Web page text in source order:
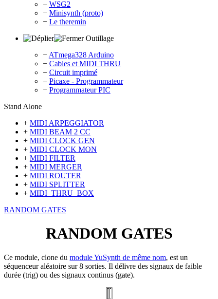
+ WSG2
+ Minisynth (proto)
+ Le theremin
Outillage
+ ATmega328 Arduino
+ Cables et MIDI THRU
+ Circuit imprimé
+ Picaxe - Programmateur
+ Programmateur PIC
Stand Alone
+ MIDI ARPEGGIATOR
+ MIDI BEAM 2 CC
+ MIDI CLOCK GEN
+ MIDI CLOCK MON
+ MIDI FILTER
+ MIDI MERGER
+ MIDI ROUTER
+ MIDI SPLITTER
+ MIDI_THRU_BOX
RANDOM GATES
RANDOM GATES
Ce module, clone du module YuSynth de même nom, est un
séquenceur aléatoire sur 8 sorties. Il délivre des signaux de faible
durée (trig) ou des signaux continus (gate).